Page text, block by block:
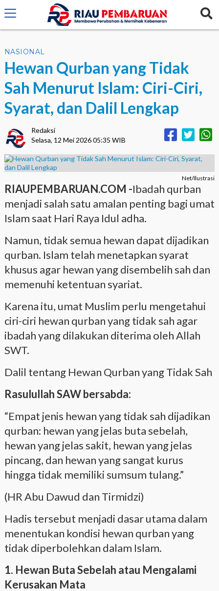
crossorigin="anonymous">
NASIONAL
Hewan Qurban yang Tidak
Sah Menurut Islam: Ciri-Ciri,
Syarat, dan Dalil Lengkap
Redaksi
Selasa, 12 Mei 2026 05:35 WIB
Net/Ilustrasi
RIAUPEMBARUAN.COM -Ibadah qurban
menjadi salah satu amalan penting bagi umat
Islam saat Hari Raya Idul adha.
Namun, tidak semua hewan dapat dijadikan
qurban. Islam telah menetapkan syarat
khusus agar hewan yang disembelih sah dan
memenuhi ketentuan syariat.
Karena itu, umat Muslim perlu mengetahui
ciri-ciri hewan qurban yang tidak sah agar
ibadah yang dilakukan diterima oleh Allah
SWT.
Dalil tentang Hewan Qurban yang Tidak Sah
Rasulullah SAW bersabda:
“Empat jenis hewan yang tidak sah dijadikan
qurban: hewan yang jelas buta sebelah,
hewan yang jelas sakit, hewan yang jelas
pincang, dan hewan yang sangat kurus
hingga tidak memiliki sumsum tulang.”
(HR Abu Dawud dan Tirmidzi)
Hadis tersebut menjadi dasar utama dalam
menentukan kondisi hewan qurban yang
tidak diperbolehkan dalam Islam.
1. Hewan Buta Sebelah atau Mengalami
Kerusakan Mata